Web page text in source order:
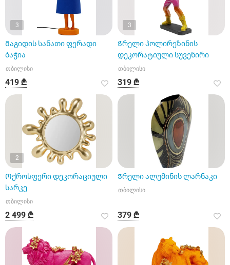
3
Მაგიდის სანათი ფერადი
ბაჭია
თბილისი
419 ₾
3
Ჭრელი პოლირეზინის
დეკორატიული სუვენირი
თბილისი
319 ₾
2
Ოქროსფერი დეკორაციული
სარკე
თბილისი
2 499 ₾
Ჭრელი ალუმინის ლარნაკი
თბილისი
379 ₾